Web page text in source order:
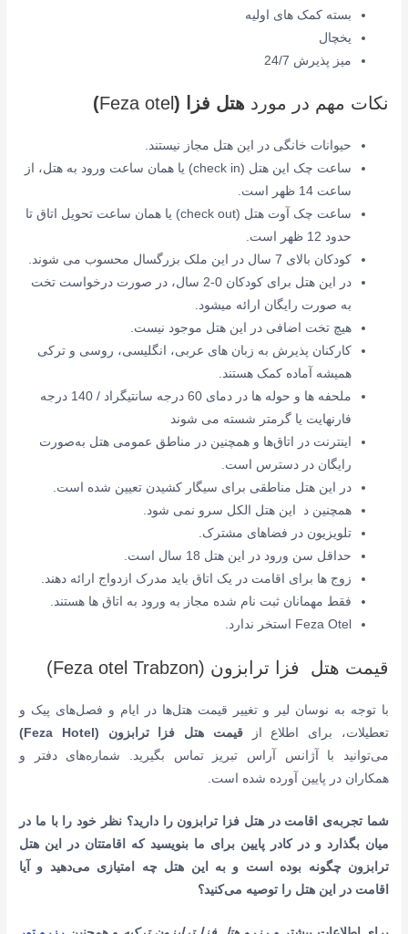
بسته کمک های اولیه
یخچال
میز پذیرش 24/7
نکات مهم در موردهتل فزا (Feza otel
)
حیوانات خانگی در این هتل مجاز نیستند.
ساعت چک این هتل (check in) یا همان ساعت ورود به هتل، از
ساعت 14 ظهر است.
ساعت چک آوت هتل (check out) یا همان ساعت تحویل اتاق تا
حدود 12 ظهر است.
کودکان بالای 7 سال در این ملک بزرگسال محسوب می شوند.
در این هتل برای کودکان0-2 سال، در صورت درخواست تخت
به صورت رایگان ارائه میشود.
هیچ تخت اضافی در این هتل موجود نیست.
کارکنان پذیرش به زبان های عربی، انگلیسی، روسی و ترکی
همیشه آماده کمک هستند.
ملحفه ها و حوله ها در دمای 60 درجه سانتیگراد / 140 درجه
فارنهایت یا گرمتر شسته می شوند
اینترنت در اتاق‌ها و همچنین در مناطق عمومی هتل به‌صورت
رایگان در دسترس است.
در این هتل مناطقی برای سیگار کشیدن تعیین شده است.
همچنین د این هتل
الکل سرو نمی شود.
تلویزیون در فضاهای مشترک.
حداقل سن ورود در این هتل 18 سال است.
زوج ها برای اقامت در یک اتاق باید مدرک ازدواج ارائه دهند.
فقط مهمانان ثبت نام شده مجاز به ورود به اتاق ها هستند.
Feza Otel استخر ندارد.
قیمت هتل فزا ترابزون (Feza otel Trabzon)
با توجه به نوسان لیر و تغییر قیمت هتل‌ها در ایام و فصل‌های پیک و
تعطیلات، برای اطلاع ازقیمت هتل فزا ترابزون (Feza Hotel)
می‌توانید با آژانس آراس تبریز تماس بگیرید. شماره‌های دفتر و
همکاران در پایین آورده شده است.
شما تجربه‌ی اقامت درهتل فزا ترابزون را دارید؟ نظر خود را با ما در
میان بگذارد و در کادر پایین برای ما بنویسید که اقامتتان در این هتل
ترابزون چگونه بوده است و به این هتل چه امتیازی می‌دهید و آیا
اقامت در این هتل را توصیه می‌کنید؟